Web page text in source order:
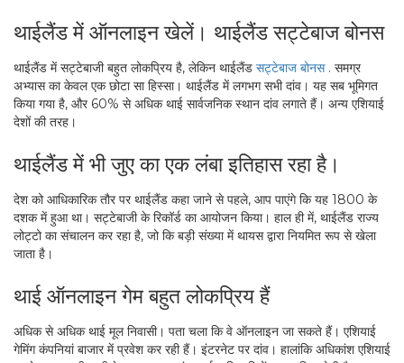
थाईलैंड में ऑनलाइन खेलें। थाईलैंड सट्टेबाज बोनस
थाईलैंड में सट्टेबाजी बहुत लोकप्रिय है, लेकिन थाईलैंड सट्टेबाज बोनस. समग्र
अभ्यास का केवल एक छोटा सा हिस्सा। थाईलैंड में लगभग सभी दांव। यह सब भूमिगत
किया गया है, और 60% से अधिक थाई सार्वजनिक स्थान दांव लगाते हैं। अन्य एशियाई
देशों की तरह।
थाईलैंड में भी जुए का एक लंबा इतिहास रहा है।
देश को आधिकारिक तौर पर थाईलैंड कहा जाने से पहले, आप पाएंगे कि यह 1800 के
दशक में हुआ था। सट्टेबाजी के रिकॉर्ड का आयोजन किया। हाल ही में, थाईलैंड राज्य
लोट्टो का संचालन कर रहा है, जो कि बड़ी संख्या में थायस द्वारा नियमित रूप से खेला
जाता है।
थाई ऑनलाइन गेम बहुत लोकप्रिय हैं
अधिक से अधिक थाई मूल निवासी। पता चला कि वे ऑनलाइन जा सकते हैं। एशियाई
गेमिंग कंपनियां बाजार में प्रवेश कर रही हैं। इंटरनेट पर दांव। हालांकि अधिकांश एशियाई